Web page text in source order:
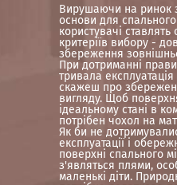
Вирушаючи на ринок
основи для
користувачі
критеріїв вибору -
збереження
При дотриманні
тривала
скажеш про
вигляду. Щоб
ідеальному стані в
потрібен чохол на
Як би не
експлуатації і
поверхні спального
з'являться плями,
маленькі діти.